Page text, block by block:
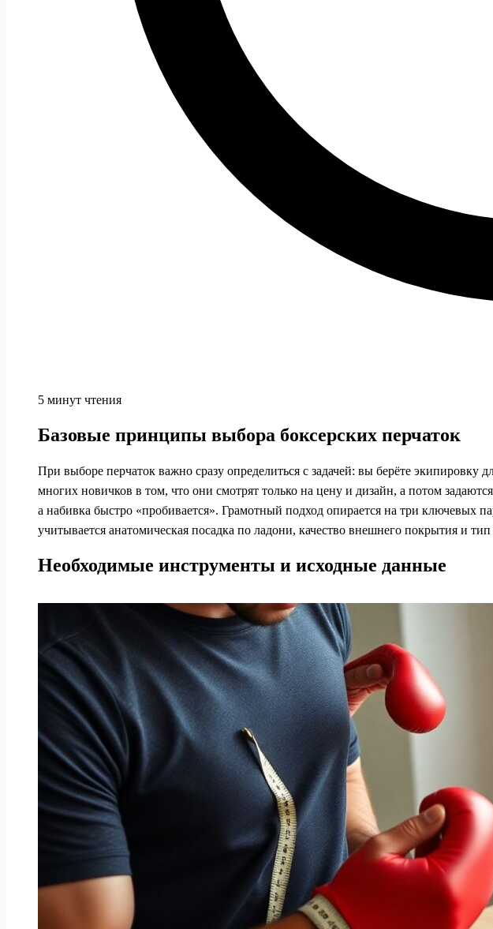
5 минут чтения
Базовые принципы выбора боксерских перчаток
При выборе перчаток важно сразу определиться с задачей: вы берёте
многих новичков в том, что они смотрят только на цену и дизайн, а потом
а набивка быстро «пробивается». Грамотный подход опирается на три ключевых
учитывается анатомическая посадка по ладони, качество внешнего покрытия и
Необходимые инструменты и исходные данные